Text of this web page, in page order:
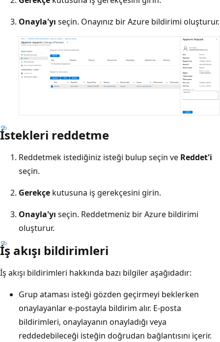
Onayla'yı seçin. Onayınız bir Azure bildirimi oluşturur.
İstekleri reddetme
Reddetmek istediğiniz isteği bulup seçin ve Reddet'i
seçin.
Gerekçe kutusuna iş gerekçesini girin.
Onayla'yı seçin. Reddetmeniz bir Azure bildirimi
oluşturur.
İş akışı bildirimleri
İş akışı bildirimleri hakkında bazı bilgiler aşağıdadır:
Grup ataması isteği gözden geçirmeyi beklerken
onaylayanlar e-postayla bildirim alır. E-posta
bildirimleri, onaylayanın onayladığı veya
reddedebileceği isteğin doğrudan bağlantısını içerir.